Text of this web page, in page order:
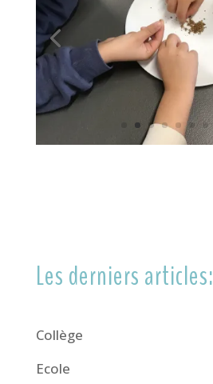
Les derniers articles:
Collège
Ecole